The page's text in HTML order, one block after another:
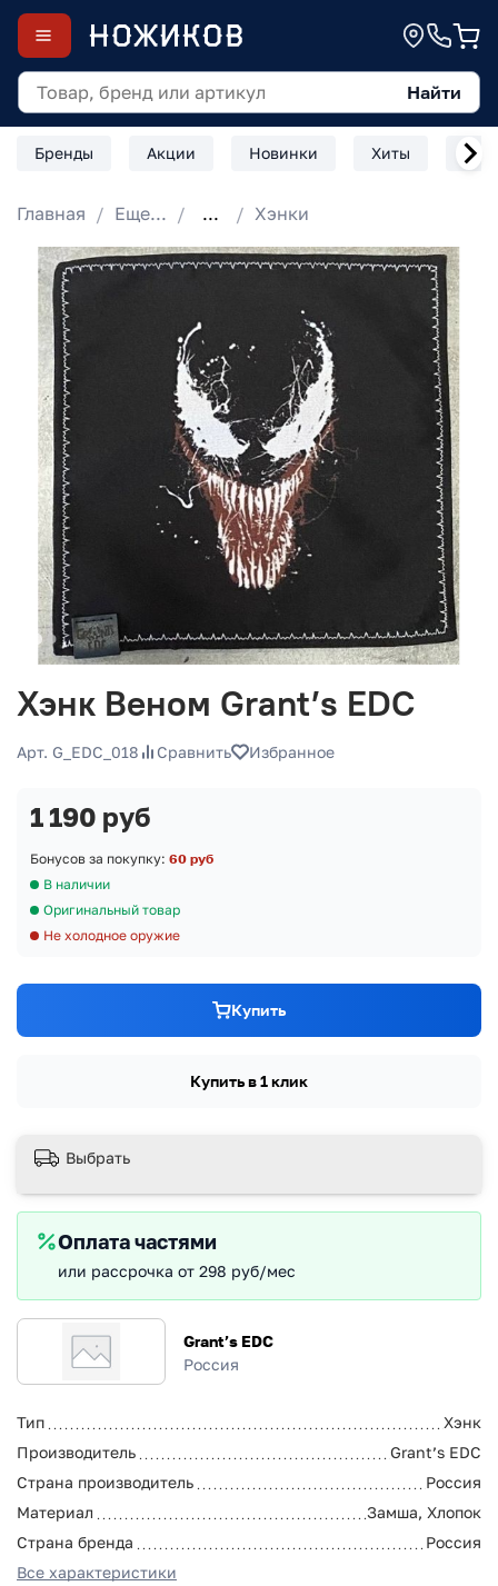
Найти
Бренды Акции Новинки Хиты
Главная Еще... ... Хэнки
Хэнк Веном Grant’s EDC
Арт. G_EDC_018 Сравнить Избранное
Grant’s EDC
Россия
Тип
Хэнк
Производитель
Grant’s EDC
Страна производитель
Россия
Материал
Замша, Хлопок
Страна бренда
Россия
Все характеристики
1 190 руб
Бонусов за покупку: 60 руб
В наличии
Оригинальный товар
Не холодное оружие
Купить
Купить в 1 клик
Выбрать
Оплата частями
или рассрочка от 298 руб/мес